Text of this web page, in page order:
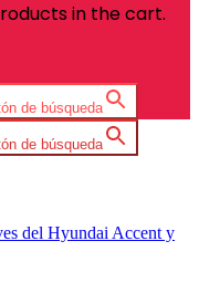
in the cart.
de búsqueda
de búsqueda